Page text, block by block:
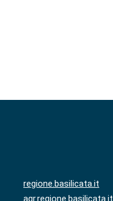
regione.basilicata.it
agr.regione.basilicata.it